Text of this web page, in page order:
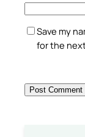
Save my
for the